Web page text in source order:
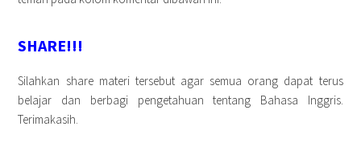
SHARE!!!
Silahkan share materi tersebut agar semua orang dapat terus
belajar dan berbagi pengetahuan tentang Bahasa Inggris.
Terimakasih.